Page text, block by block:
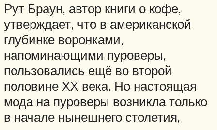
Рут Браун, автор книги о кофе,
утверждает, что в американской
глубинке воронками,
напоминающими пуроверы,
пользовались ещё во второй
половине XX века. Но настоящая
мода на пуроверы возникла только
в начале нынешнего столетия,